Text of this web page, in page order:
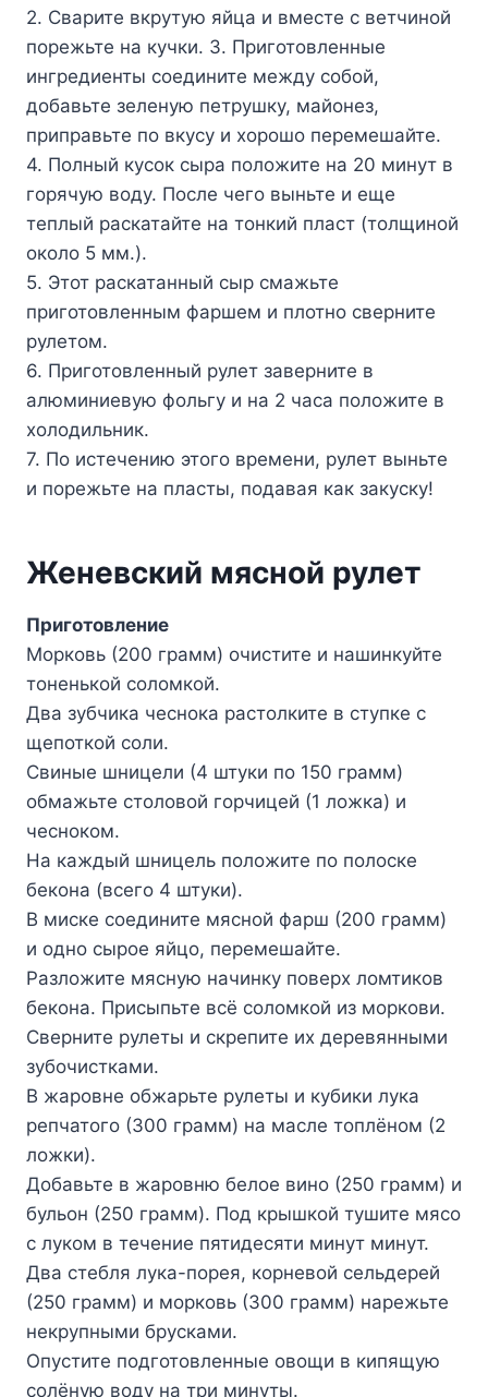
2. Сварите вкрутую яйца и вместе с ветчиной
порежьте на кучки. 3. Приготовленные
ингредиенты соедините между собой,
добавьте зеленую петрушку, майонез,
приправьте по вкусу и хорошо перемешайте.
4. Полный кусок сыра положите на 20 минут в
горячую воду. После чего выньте и еще
теплый раскатайте на тонкий пласт (толщиной
около 5 мм.).
5. Этот раскатанный сыр смажьте
приготовленным фаршем и плотно сверните
рулетом.
6. Приготовленный рулет заверните в
алюминиевую фольгу и на 2 часа положите в
холодильник.
7. По истечению этого времени, рулет выньте
и порежьте на пласты, подавая как закуску!
Женевский мясной рулет
Приготовление
Морковь (200 грамм) очистите и нашинкуйте
тоненькой соломкой.
Два зубчика чеснока растолките в ступке с
щепоткой соли.
Свиные шницели (4 штуки по 150 грамм)
обмажьте столовой горчицей (1 ложка) и
чесноком.
На каждый шницель положите по полоске
бекона (всего 4 штуки).
В миске соедините мясной фарш (200 грамм)
и одно сырое яйцо, перемешайте.
Разложите мясную начинку поверх ломтиков
бекона. Присыпьте всё соломкой из моркови.
Сверните рулеты и скрепите их деревянными
зубочистками.
В жаровне обжарьте рулеты и кубики лука
репчатого (300 грамм) на масле топлёном (2
ложки).
Добавьте в жаровню белое вино (250 грамм) и
бульон (250 грамм). Под крышкой тушите мясо
с луком в течение пятидесяти минут минут.
Два стебля лука-порея, корневой сельдерей
(250 грамм) и морковь (300 грамм) нарежьте
некрупными брусками.
Опустите подготовленные овощи в кипящую
солёную воду на три минуты.